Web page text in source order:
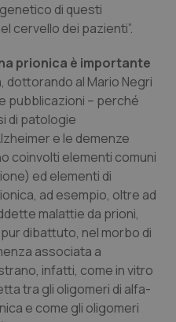
di questi
cervello dei pazienti”.
prionica è importante
, dottorando al Mario Negri
pubblicazioni – perché
di patologie
e le demenze
coinvolti elementi comuni
ed elementi di
ad esempio, oltre ad
malattie da prioni,
dibattuto, nel morbo di
associata a
infatti, come in vitro
tra gli oligomeri di alfa-
e come gli oligomeri